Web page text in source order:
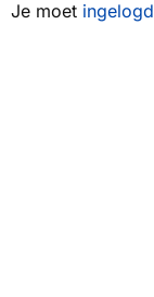
Je moet ingelogd